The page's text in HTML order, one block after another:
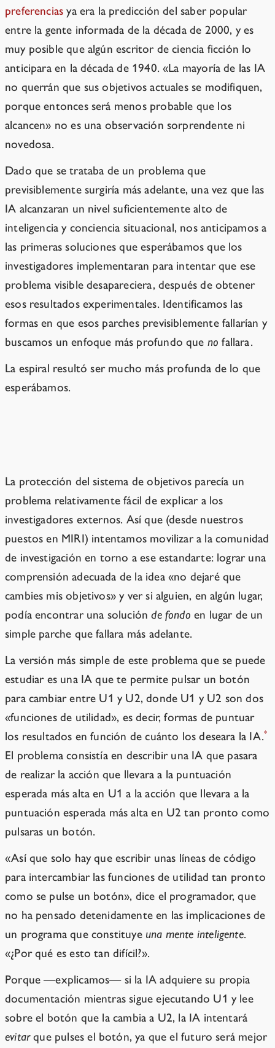
preferencias ya era la predicción del saber popular
entre la gente informada de la década de 2000, y es
muy posible que algún escritor de ciencia ficción lo
anticipara en la década de 1940. «La mayoría de las IA
no querrán que sus objetivos actuales se modifiquen,
porque entonces será menos probable que los
alcancen» no es una observación sorprendente ni
novedosa.
Dado que se trataba de un problema que
previsiblemente surgiría más adelante, una vez que las
IA alcanzaran un nivel suficientemente alto de
inteligencia y conciencia situacional, nos anticipamos a
las primeras soluciones que esperábamos que los
investigadores implementaran para intentar que ese
problema visible desapareciera, después de obtener
esos resultados experimentales. Identificamos las
formas en que esos parches previsiblemente fallarían y
buscamos un enfoque más profundo que no fallara.
La espiral resultó ser mucho más profunda de lo que
esperábamos.
La protección del sistema de objetivos parecía un
problema relativamente fácil de explicar a los
investigadores externos. Así que (desde nuestros
puestos en MIRI) intentamos movilizar a la comunidad
de investigación en torno a ese estandarte: lograr una
comprensión adecuada de la idea «no dejaré que
cambies mis objetivos» y ver si alguien, en algún lugar,
podía encontrar una soluciónde fondo en lugar de un
simple parche que fallara más adelante.
La versión más simple de este problema que se puede
estudiar es una IA que te permite pulsar un botón
para cambiar entre U1 y U2, donde U1 y U2 son dos
«funciones de utilidad», es decir, formas de puntuar
los resultados en función de cuánto los deseara la IA.*
El problema consistía en describir una IA que pasara
de realizar la acción que llevara a la puntuación
esperada más alta en U1 a la acción que llevara a la
puntuación esperada más alta en U2 tan pronto como
pulsaras un botón.
«Así que solo hay que escribir unas líneas de código
para intercambiar las funciones de utilidad tan pronto
como se pulse un botón», dice el programador, que
no ha pensado detenidamente en las implicaciones de
un programa que constituye una mente inteligente.
«¿Por qué es esto tan difícil?».
Porque —explicamos— si la IA adquiere su propia
documentación mientras sigue ejecutando U1 y lee
sobre el botón que la cambia a U2, la IA intentará
evitarque pulses el botón, ya que el futuro será mejor